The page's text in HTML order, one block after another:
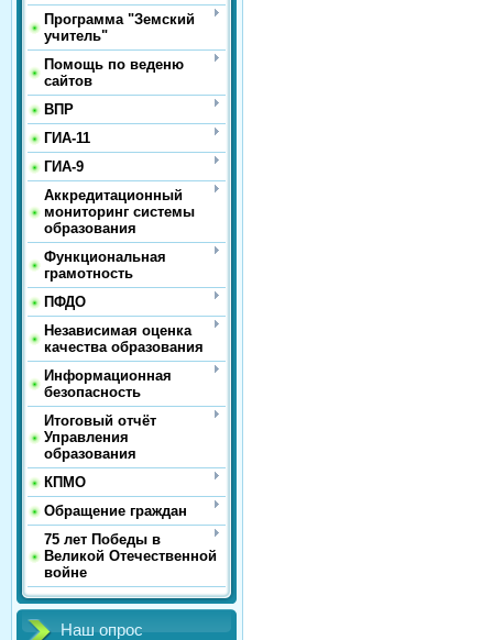
Программа "Земский
учитель"
Помощь по веденю
сайтов
ВПР
ГИА-11
ГИА-9
Аккредитационный
мониторинг системы
образования
Функциональная
грамотность
ПФДО
Независимая оценка
качества образования
Информационная
безопасность
Итоговый отчёт
Управления
образования
КПМО
Обращение граждан
75 лет Победы в
Великой Отечественной
войне
Наш опрос